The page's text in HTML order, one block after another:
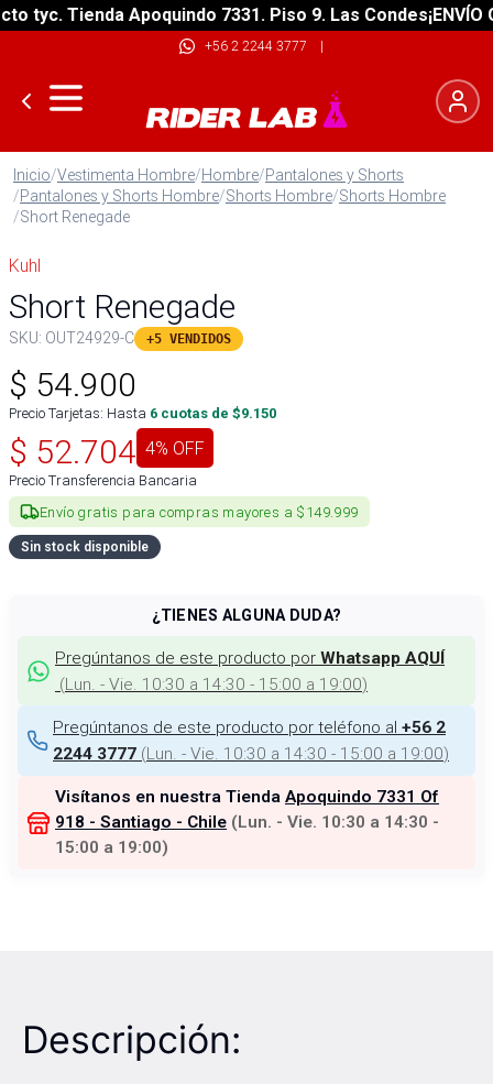
tyc. Tienda Apoquindo 7331. Piso 9. Las Condes¡ENVÍO
+56 2 2244 3777 |
Inicio/Vestimenta Hombre/Hombre/Pantalones y Shorts
/Pantalones y Shorts Hombre/Shorts Hombre/Shorts Hombre
/Short Renegade
Kuhl
Short Renegade
SKU: OUT24929-C +5 VENDIDOS
$ 54.900
Precio Tarjetas: Hasta 6 cuotas de $9.150
$ 52.704 4% OFF
Precio Transferencia Bancaria
Envío gratis para compras mayores a $149.999
Sin stock disponible
¿TIENES ALGUNA DUDA?
Pregúntanos de este producto por Whatsapp AQUÍ
(Lun. - Vie. 10:30 a 14:30 - 15:00 a 19:00)
Pregúntanos de este producto por teléfono al +56 2
2244 3777 (Lun. - Vie. 10:30 a 14:30 - 15:00 a 19:00)
Visítanos en nuestra Tienda Apoquindo 7331 Of
918 - Santiago - Chile (Lun. - Vie. 10:30 a 14:30 -
15:00 a 19:00)
Descripción: